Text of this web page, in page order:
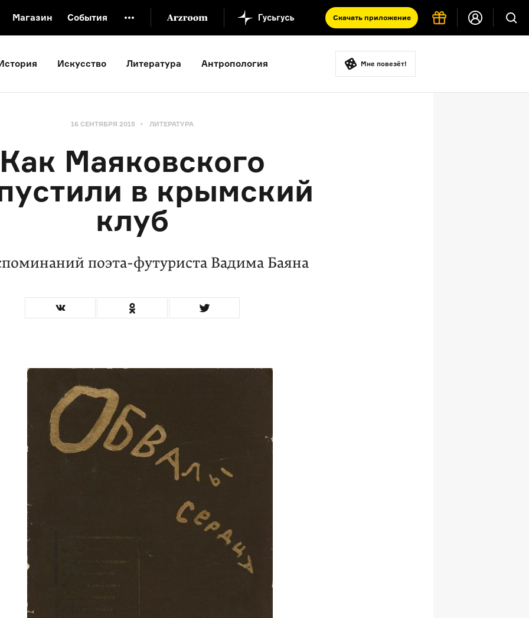
Магазин События Скачать приложение
культуры
Русский язык от «гой еси» до «лол кек»
Что такое античность
Искусство Литература Антропология Мне повезёт!
16 СЕНТЯБРЯ 2015 ЛИТЕРАТУРА
Как Маяковского
в крымский
клуб
поэта-футуриста Вадима Баяна